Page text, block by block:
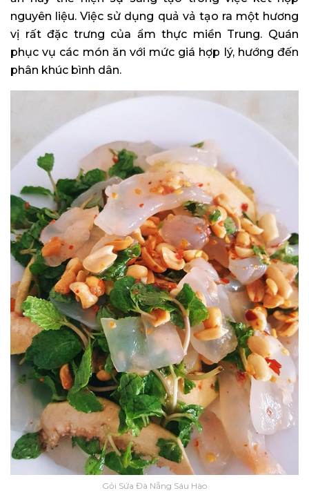
nguyên liệu. Việc sử dụng quả vả tạo ra một hương
vị rất đặc trưng của ẩm thực miền Trung. Quán
phục vụ các món ăn với mức giá hợp lý, hướng đến
phân khúc bình dân.
Gỏi Sứa Đà Nẵng Sáu Hào